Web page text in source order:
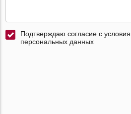
Подтверждаю согласие с
персональных данных